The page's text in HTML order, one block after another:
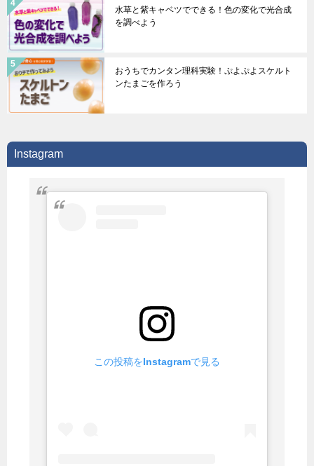
水草と紫キャベツでできる！色の変化で光合成
を調べよう
おうちでカンタン理科実験！ぷよぷよスケルト
ンたまごを作ろう
Instagram
この投稿をInstagramで見る